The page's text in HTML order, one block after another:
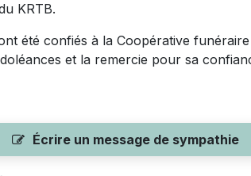
KRTB.
été confiés à la Coopérative
et la remercie pour sa
Écrire un message de sympathie